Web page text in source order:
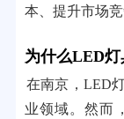
本、提升市场竞
为什么LED灯
在南京，LED
业领域。然而